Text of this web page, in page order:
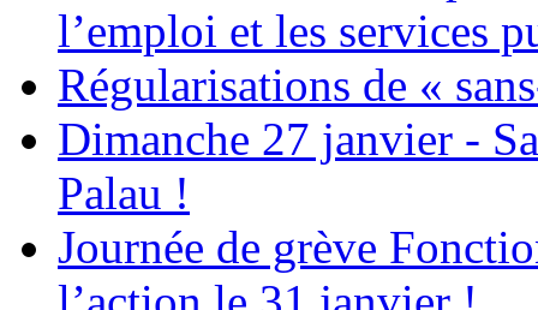
l’emploi et les services
Régularisations de «
Dimanche 27 janvier -
Palau !
Journée de grève